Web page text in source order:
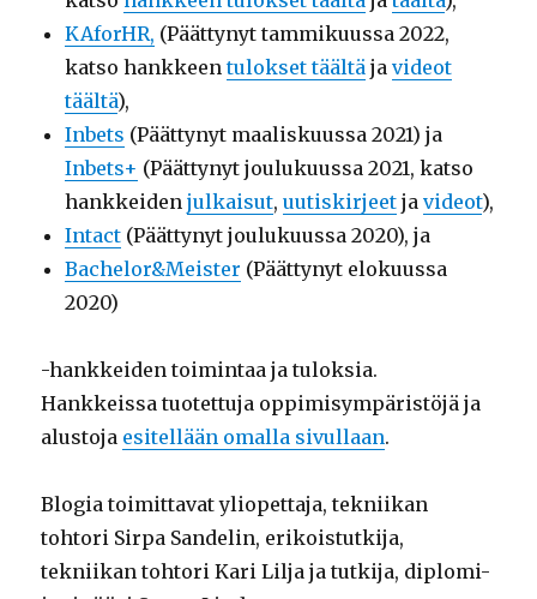
KAforHR, (Päättynyt tammikuussa 2022,
katso hankkeentulokset täältä javideot
täältä),
Inbets (Päättynyt maaliskuussa 2021) ja
Inbets+ (Päättynyt joulukuussa 2021, katso
hankkeidenjulkaisut,uutiskirjeet javideot),
Intact (Päättynyt joulukuussa 2020), ja
Bachelor&Meister (Päättynyt elokuussa
2020)
-hankkeiden toimintaa ja tuloksia.
Hankkeissa tuotettuja oppimisympäristöjä ja
alustoja esitellään omalla sivullaan.
Blogia toimittavat yliopettaja, tekniikan
tohtori Sirpa Sandelin, erikoistutkija,
tekniikan tohtori Kari Lilja ja tutkija, diplomi-